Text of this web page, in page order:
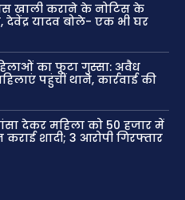
खाली कराने के नोटिस के
देवेंद्र यादव बोले- एक भी घर
का फूटा गुस्सा: अवैध
पहुंचीं थाने, कार्रवाई की
देकर महिला को 50 हजार में
शादी; 3 आरोपी गिरफ्तार